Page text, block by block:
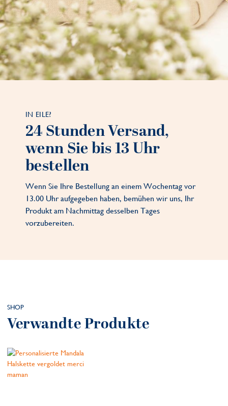
IN EILE?
24 Stunden Versand,
wenn Sie bis 13 Uhr
bestellen
Wenn Sie Ihre Bestellung an einem Wochentag vor
13.00 Uhr aufgegeben haben, bemühen wir uns, Ihr
Produkt am Nachmittag desselben Tages
vorzubereiten.
SHOP
Verwandte Produkte